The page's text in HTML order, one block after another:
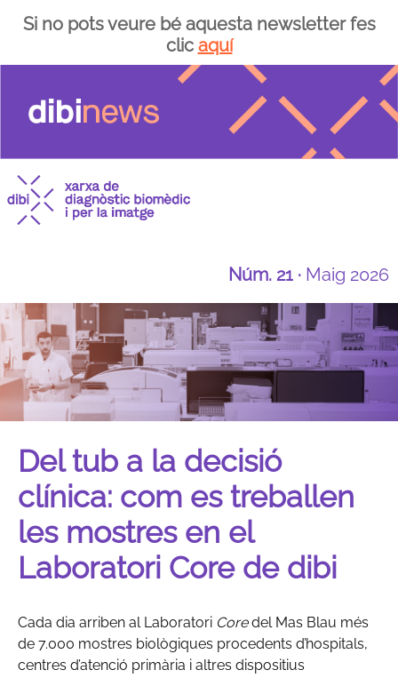
Si no pots veure bé aquesta newsletter fes
clic aquí
Núm. 21 · Maig 2026
Del tub a la decisió
clínica: com es treballen
les mostres en el
Laboratori Core de dibi
Cada dia arriben al Laboratori Coredel Mas Blau més
de 7.000 mostres biològiques procedents d’hospitals,
centres d’atenció primària i altres dispositius